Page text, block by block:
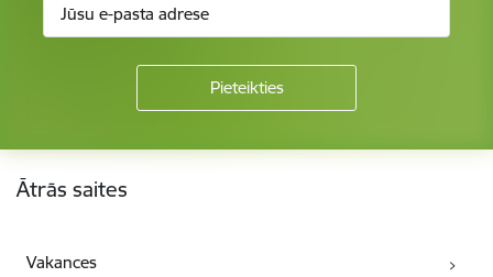
Kājene
Ātrās saites
Vakances